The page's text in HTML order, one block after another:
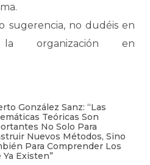
sugerencia, no dudéis en
organización en
González Sanz: “Las
Teóricas Son
No Solo Para
Nuevos Métodos, Sino
Para Comprender Los
Ya Existen”